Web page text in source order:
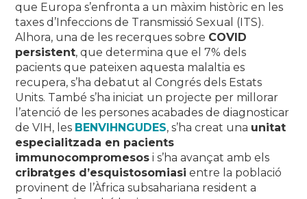
que Europa s’enfronta a un màxim històric en les
taxes d’Infeccions de Transmissió Sexual (ITS).
Alhora, una de les recerques sobre COVID
persistent, que determina que el 7% dels
pacients que pateixen aquesta malaltia es
recupera, s’ha debatut al Congrés dels Estats
Units. També s’ha iniciat un projecte per millorar
l’atenció de les persones acabades de diagnosticar
de VIH, les BENVIHNGUDES, s’ha creat una unitat
especialitzada en pacients
immunocompromesos i s’ha avançat amb els
cribratges d’esquistosomiasi entre la població
provinent de l’Àfrica subsahariana resident a